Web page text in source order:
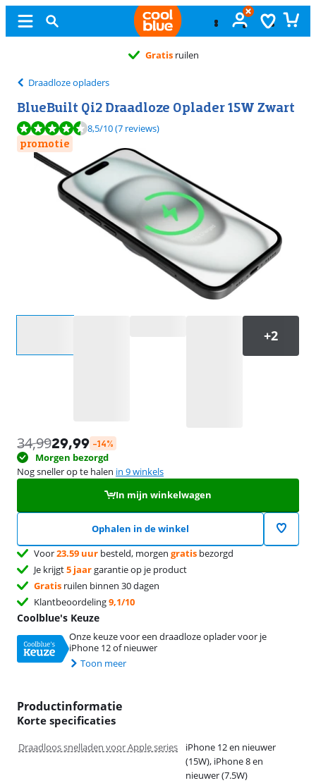
Gratis ruilen
Draadloze opladers
BlueBuilt Qi2 Draadloze Oplader 15W Zwart
Beoordeling is 8,5 van de 10, gebaseerd op 7 reviews.
8,5/10(7 reviews)
promotie
34,9929,99 -14%
Morgen bezorgd
Nog sneller op te halen in 9 winkels
In mijn winkelwagen
Ophalen in de winkel
Voor23.59 uur besteld, morgen gratis bezorgd
Je krijgt5 jaargarantie op je product
Gratis ruilen binnen 30 dagen
Klantbeoordeling9,1/10
Coolblue's Keuze
Onze keuze voor een draadloze oplader voor je
iPhone 12 of nieuwer
Toon meer
Productinformatie
Korte specificaties
Draadloos snelladen voor Apple series
iPhone 12 en nieuwer
(15W), iPhone 8 en
nieuwer (7.5W)